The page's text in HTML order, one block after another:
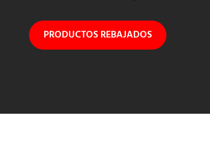
PRODUCTOS REBAJADOS